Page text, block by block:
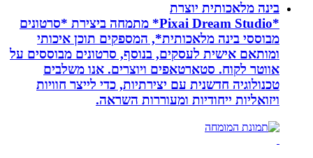
בינה מלאכותית יוצרת
*Pixai Dream Studio* מתמחה ביצירת *סרטונים
מבוססי בינה מלאכותית*, המספקים תוכן איכותי
ומותאם אישית לעסקים, בנוסף, סרטונים מבוססים על
אווטר לקוח. סטארטאפים ויוצרים. אנו משלבים
טכנולוגיה חדשנית עם יצירתיות, כדי לייצר חוויות
ויזואליות ייחודיות ומעוררות השראה.